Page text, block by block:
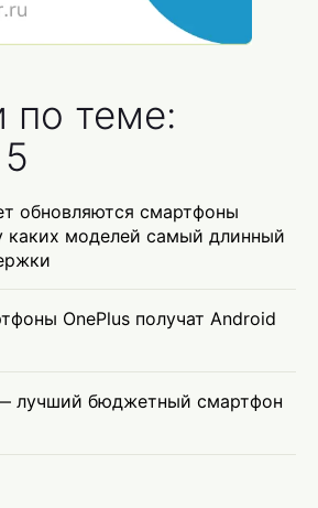
по теме:
обновляются смартфоны
каких моделей самый длинный
OnePlus получат Android
лучший бюджетный смартфон